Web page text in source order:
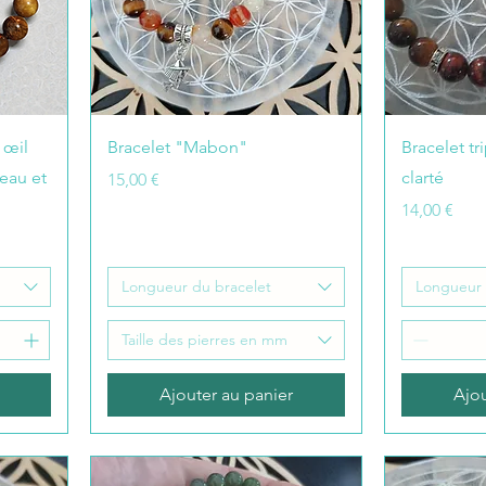
œil
et
Bracelet "Mabon"
Prix
15,00 €
Longueur du bracelet
Taille des pierres en mm
Ajouter au panier
Bracelet
clarté
Prix
14,00 €